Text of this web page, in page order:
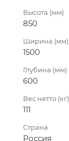
Высота (мм)
850
Ширина (мм)
1500
Глубина (мм)
600
Вес нетто (кг)
111
Страна
Россия